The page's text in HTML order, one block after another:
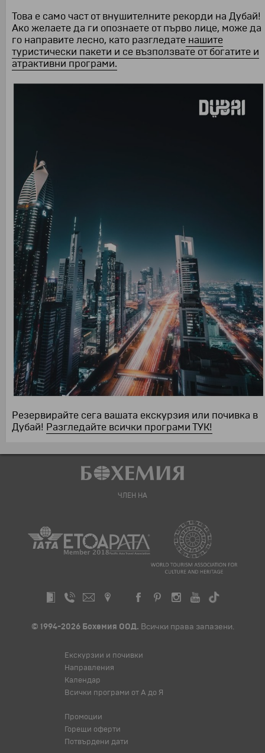
Това е само част от внушителните рекорди на Дубай!
Ако желаете да ги опознаете от първо лице, може да
го направите лесно, като разгледате нашите
туристически пакети и се възползвате от богатите и
атрактивни програми.
Резервирайте сега вашата екскурзия или почивка в
Дубай! Разгледайте всички програми ТУК!
ЧЛЕН НА
© 1994-2026 Бохемия ООД. Всички права запазени.
Екскурзии и почивки
Направления
Календар
Всички програми от А до Я
Промоции
Горещи оферти
Потвърдени дати